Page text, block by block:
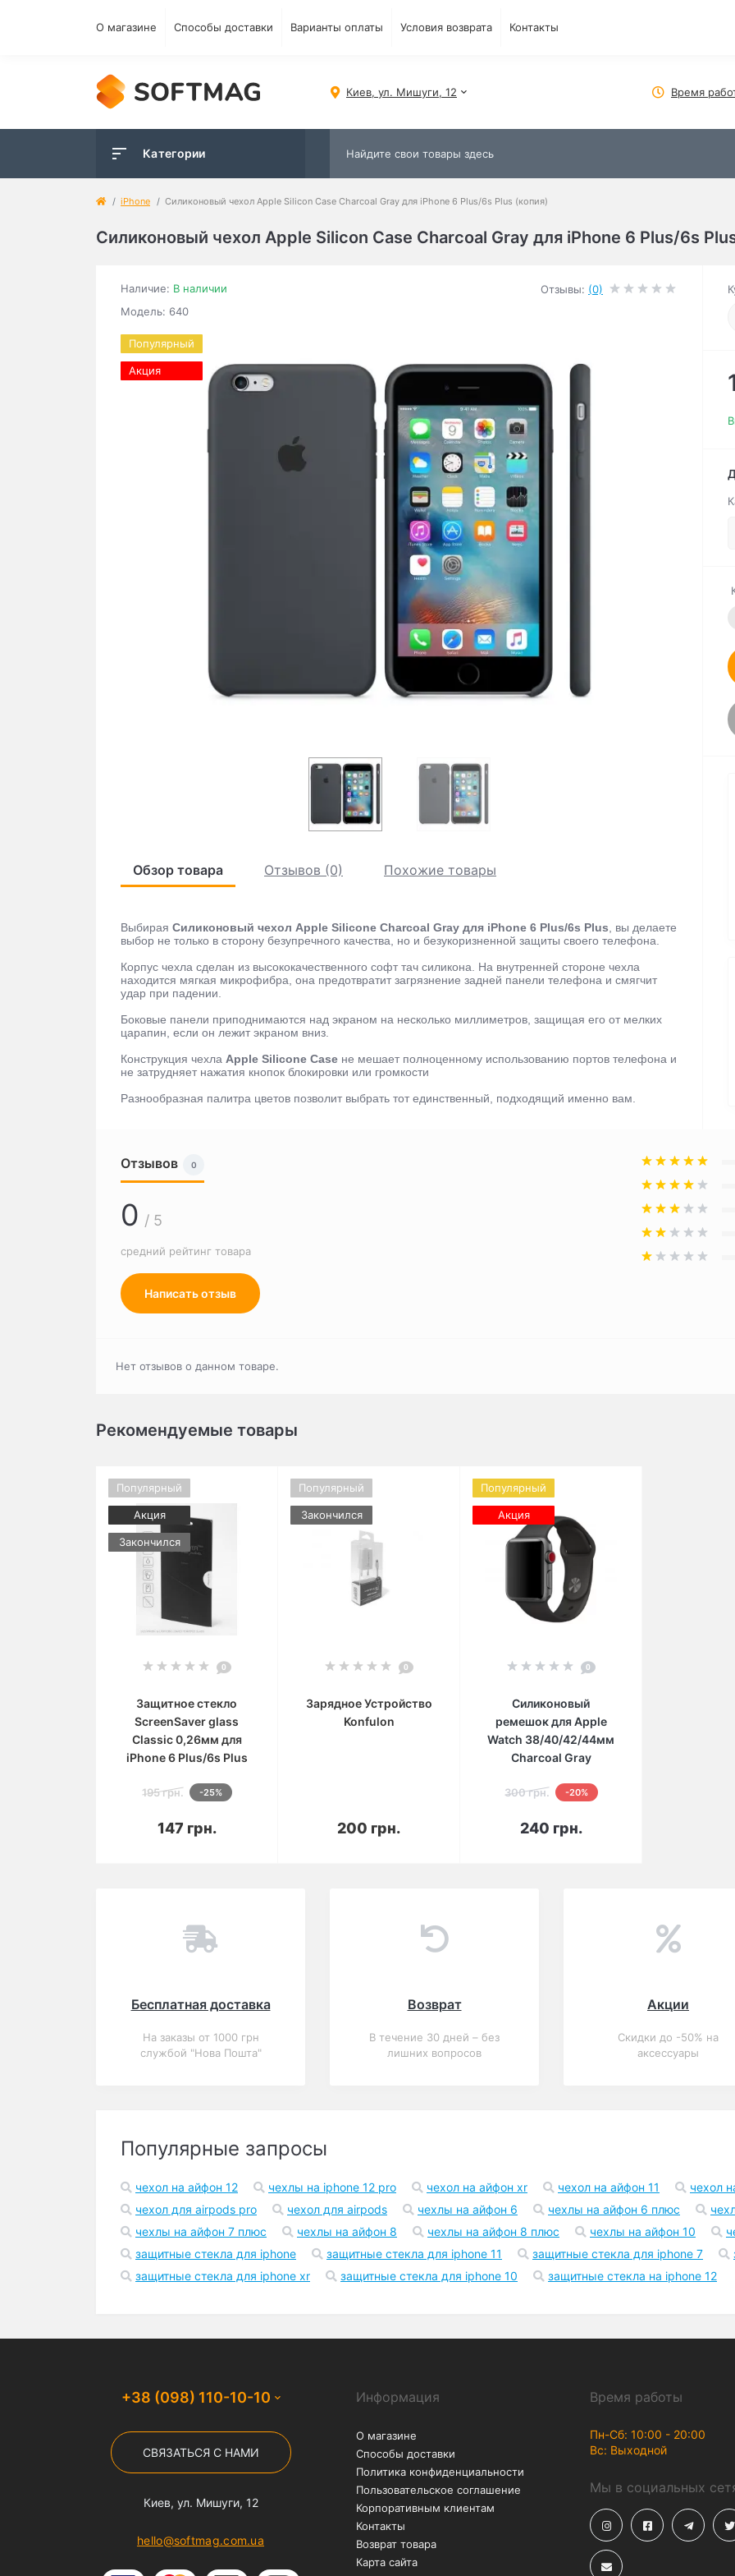
О магазине Способы доставки Варианты оплаты Условия возврата Контакты
Киев, ул. Мишуги, 12 Время
Категории
iPhone Силиконовый чехол Apple Silicon Case Charcoal Gray для iPhone 6 Plus/6s Plus (копия)
Силиконовый чехол Apple Silicon Case Charcoal Gray для iPhone 6 Plus/6s
Наличие: В наличии
Модель: 640
Отзывы: (0)
Популярный
Акция
Обзор товара Отзывов (0) Похожие товары
Выбирая Силиконовый чехол Apple Silicone Charcoal Gray для iPhone 6 Plus/6s Plus , вы делаете
выбор не только в сторону безупречного качества, но и безукоризненной защиты своего телефона.
Корпус чехла сделан из высококачественного софт тач силикона. На внутренней стороне чехла
находится мягкая микрофибра, она предотвратит загрязнение задней панели телефона и смягчит
удар при падении.
Боковые панели приподнимаются над экраном на несколько миллиметров, защищая его от мелких
царапин, если он лежит экраном вниз.
Конструкция чехла Apple Silicone Case не мешает полноценному использованию портов телефона и
не затрудняет нажатия кнопок блокировки или громкости
Разнообразная палитра цветов позволит выбрать тот единственный, подходящий именно вам.
Отзывов 0
0 / 5
средний рейтинг товара
Написать отзыв
Нет отзывов о данном товаре.
Рекомендуемые товары
Популярный
Акция
Закончился
0
Защитное стекло
ScreenSaver glass
Classic 0,26мм для
iPhone 6 Plus/6s Plus
195 грн. -25%
147 грн.
Популярный
Закончился
0
Зарядное Устройство
Konfulon
200 грн.
В корзину
Популярный
Акция
0
Силиконовый
ремешок для Apple
Watch 38/40/42/44мм
Charcoal Gray
300 грн. -20%
240 грн.
В корзину
Силиконовый чехол
325 грн.
199 грн.
В корзину
На заказы от 1000 грн
В течение 30 дней – без
Скидки до -50% на
чехлы на iphone 12 pro чехол на айфон 11